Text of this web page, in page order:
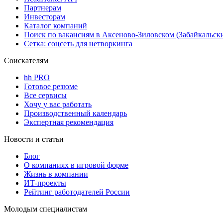
Партнерам
Инвесторам
Каталог компаний
Поиск по вакансиям в Аксеново-Зиловском
Сетка: соцсеть для нетворкинга
Соискателям
hh PRO
Готовое резюме
Все сервисы
Хочу у вас работать
Производственный календарь
Экспертная рекомендация
Новости и статьи
Блог
О компаниях в игровой форме
Жизнь в компании
ИТ-проекты
Рейтинг работодателей России
Молодым специалистам